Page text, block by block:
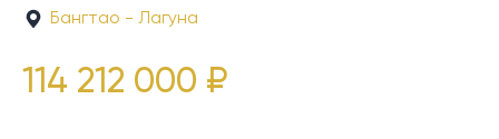
Бангтао - Лагуна
114 212 000 ₽